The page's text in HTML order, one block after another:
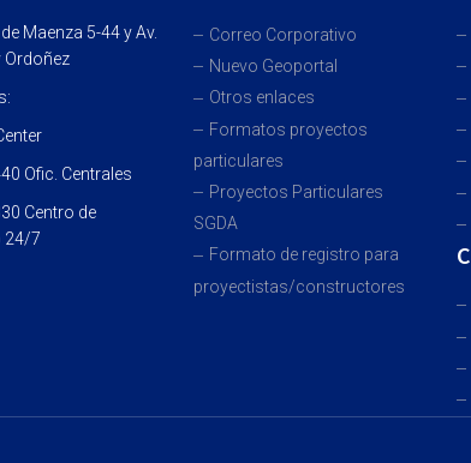
Maenza 5-44 y Av.
Ordoñez
Ofic. Centrales
Centro de
24/7
Correo Corporativo
Nuevo Geoportal
Otros enlaces
Formatos proyectos
particulares
Proyectos Particulares
SGDA
Formato de registro para
proyectistas/constructores